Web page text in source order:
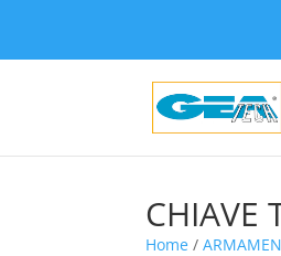
CHIAVE
Home /